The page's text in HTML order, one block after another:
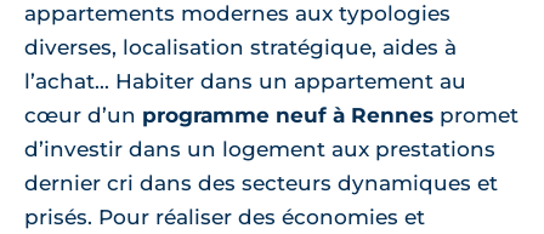
appartements modernes aux typologies
diverses, localisation stratégique, aides à
l’achat... Habiter dans un appartement au
cœur d’un programme neuf à Rennes promet
d’investir dans un logement aux prestations
dernier cri dans des secteurs dynamiques et
prisés. Pour réaliser des économies et